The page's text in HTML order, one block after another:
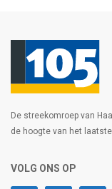
De streekomroep van
de hoogte van het
VOLG ONS OP